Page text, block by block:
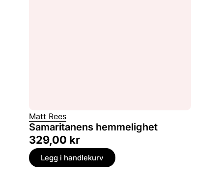
Matt Rees
Samaritanens hemmelighet
329,00 kr
Legg i handlekurv